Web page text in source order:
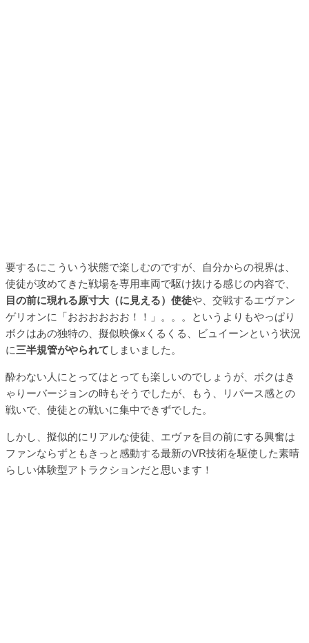
要するにこういう状態で楽しむのですが、自分からの視界は、
使徒が攻めてきた戦場を専用車両で駆け抜ける感じの内容で、
目の前に現れる原寸大（に見える）使徒や、交戦するエヴァン
ゲリオンに「おおおおおお！！」。。。というよりもやっぱり
ボクはあの独特の、擬似映像xくるくる、ビュイーンという状況
に三半規管がやられて しまいました。
酔わない人にとってはとっても楽しいのでしょうが、ボクはき
ゃりーバージョンの時もそうでしたが、もう、リバース感との
戦いで、使徒との戦いに集中できずでした。
しかし、擬似的にリアルな使徒、エヴァを目の前にする興奮は
ファンならずともきっと感動する最新のVR技術を駆使した素晴
らしい体験型アトラクションだと思います！